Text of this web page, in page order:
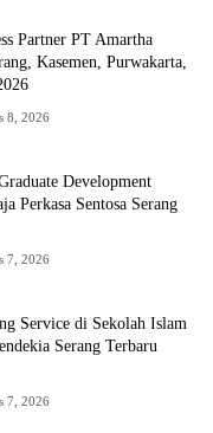
Partner PT Amartha
Kasemen, Purwakarta,
8, 2026
Development
Perkasa Sentosa Serang
7, 2026
Service di Sekolah Islam
Serang Terbaru
7, 2026